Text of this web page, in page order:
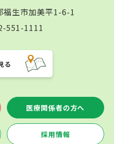
福生市加美平1-6-1
551-1111
る
医療関係者の方へ
採用情報